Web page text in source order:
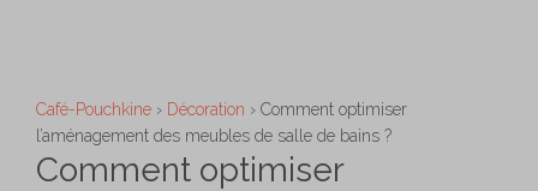
Café-Pouchkine › Décoration › Comment optimiser
l’aménagement des meubles de salle de bains ?
Comment optimiser